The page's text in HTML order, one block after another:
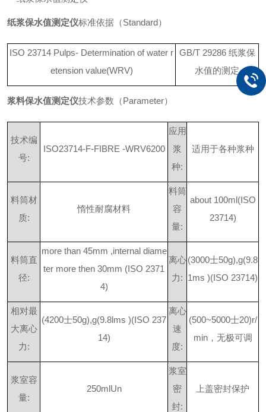
纸浆保水值测定仪标准依据 （Standard）
ISO 23714 Pulps- Determination of water r
etension value(WRV)
GB/T 29286 纸浆保
水值的测定
浆料保水值测定仪技术参数 （Parameter）
技术编
号:
ISO23714-F-FIBRE -WRV6200
应用
浆
种:
适用于各种浆种
料筒材
质:
惰性耐腐材料
料筒
容
量:
about 100ml(ISO
23714)
料筒直
径:
more than 45mm ,internal diame
ter more then 30mm (ISO 2371
4)
离心
力:
(3000士50g),g(9.8
1ms )(ISO 23714)
相对最
大离心
力:
(4200士50g),g(9.8lms )(ISO 237
14)
离心
速
度:
(500~5000士20)r/
min，无极可调
浆室容
量:
250mlUn
浆室
密
封:
上盖密封保护